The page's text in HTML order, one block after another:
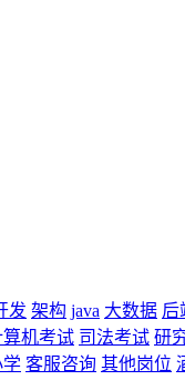
发 架构 java 大数据 后
算机考试 司法考试 研
学 客服咨询 其他岗位